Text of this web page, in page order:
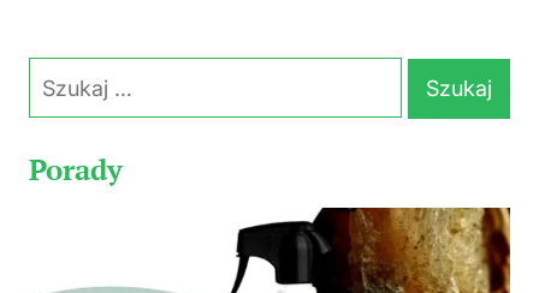
Szukaj:
Porady